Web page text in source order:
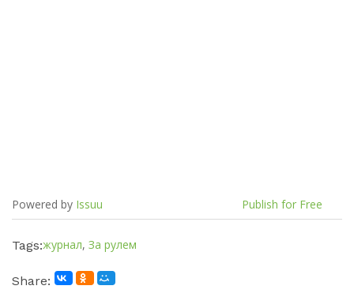
Powered by Issuu Publish for Free
Tags:журнал, За рулем
Share: